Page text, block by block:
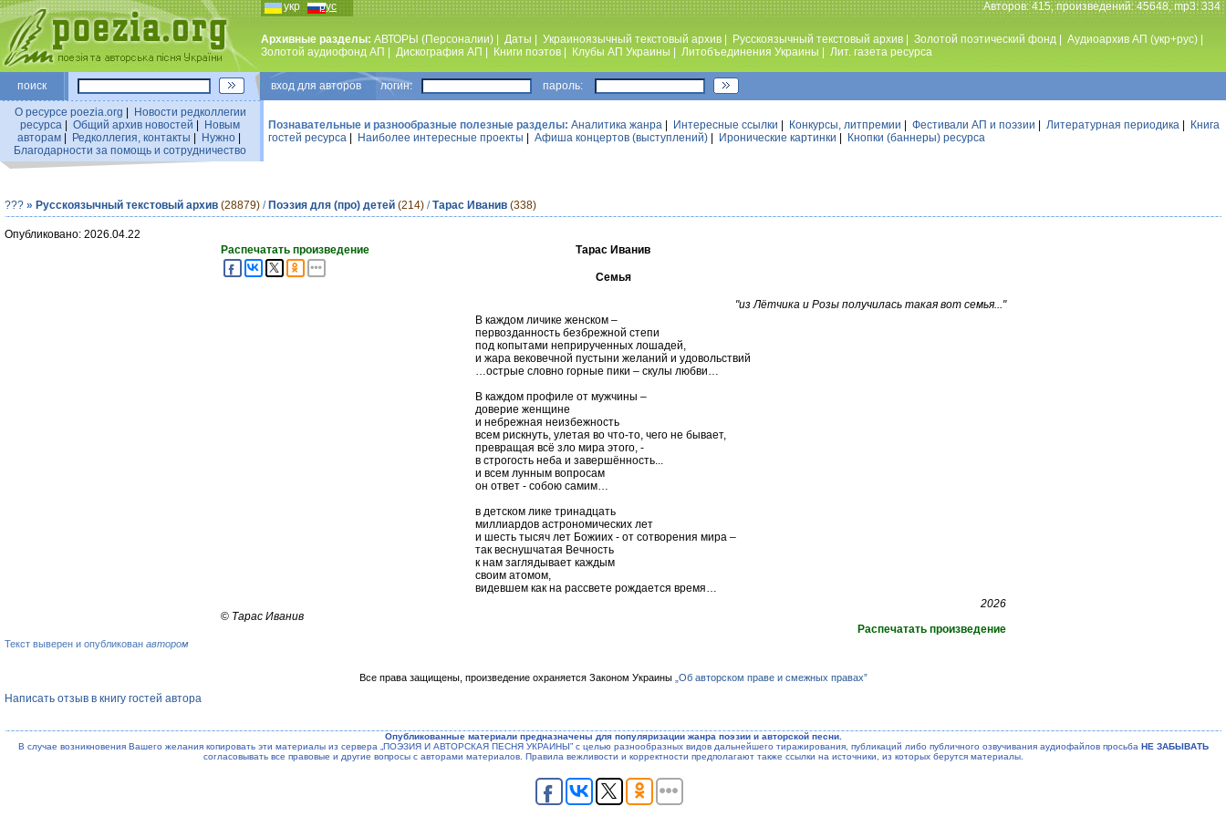
укр рус Авторов: 415, произведений: 45648, mp3: 334
Архивные разделы: АВТОРЫ (Персоналии) Даты Украиноязычный текстовый архив Русскоязычный текстовый архив Золотой поэтический фонд Аудиоархив АП (укр+рус)
Золотой аудиофонд АП
Дискография АП Книги поэтов Клубы АП Украины Литобъединения Украины Лит. газета ресурса
поиск вход для авторов логин: пароль:
О ресурсе poezia.org
Новости редколлегии
ресурса
Общий архив новостей
Новым
авторам| Редколлегия, контакты Нужно|
Благодарности за помощь и сотрудничество
Познавательные и разнообразные полезные разделы: Аналитика жанра Интересные ссылки Конкурсы, литпремии Фестивали АП и поэзии Литературная периодика
Книга
гостей ресурса
Наиболее интересные проекты Афиша концертов (выступлений) Иронические картинки Кнопки (баннеры) ресурса
??? » Русскоязычный текстовый архив (28879) / Поэзия для (про) детей (214) /Тарас Иванив (338)
Опубликовано: 2026.04.22
Распечатать произведение
Тарас Иванив
Семья
"из Лётчика и Розы получилась такая вот семья..."
В каждом личике женском –
первозданность безбрежной степи
под копытами неприрученных лошадей,
и жара вековечной пустыни желаний и удовольствий
…острые словно горные пики – скулы любви…
В каждом профиле от мужчины –
доверие женщине
и небрежная неизбежность
всем рискнуть, улетая во что-то, чего не бывает,
превращая всё зло мира этого, -
в строгость неба и завершённость...
и всем лунным вопросам
он ответ - собою самим…
в детском лике тринадцать
миллиардов астрономических лет
и шесть тысяч лет Божиих - от сотворения мира –
так веснушчатая Вечность
к нам заглядывает каждым
своим атомом,
видевшем как на рассвете рождается время…
2026
© Тарас Иванив
Распечатать произведение
Текст выверен и опубликован автором
Все права защищены, произведение охраняется Законом Украины „Об авторском праве и смежных правах”
Написать отзыв в книгу гостей автора
Опубликованные материали предназначены для популяризации жанра поэзии и авторской песни.
В случае возникновения Вашего желания копировать эти материалы из сервера „ПОЭЗИЯ И АВТОРСКАЯ ПЕСНЯ УКРАИНЫ” с целью разнообразных видов дальнейшего тиражирования, публикаций либо публичного озвучивания аудиофайлов просьба НЕ ЗАБЫВАТЬ
согласовывать все правовые и другие вопросы с авторами материалов. Правила вежливости и корректности предполагают также ссылки на источники, из которых берутся материалы.